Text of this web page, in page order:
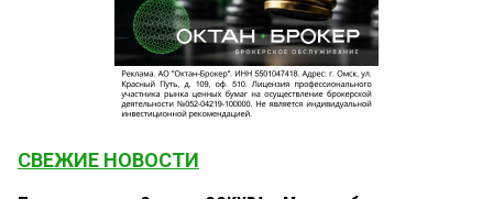
СВЕЖИЕ НОВОСТИ